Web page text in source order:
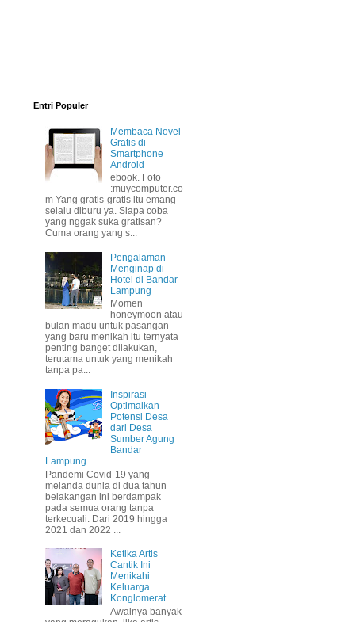
Entri Populer
Membaca Novel
Gratis di
Smartphone
Android
ebook. Foto
:muycomputer.co
m Yang gratis-gratis itu emang
selalu diburu ya. Siapa coba
yang nggak suka gratisan?
Cuma orang yang s...
Pengalaman
Menginap di
Hotel di Bandar
Lampung
Momen
honeymoon atau
bulan madu untuk pasangan
yang baru menikah itu ternyata
penting banget dilakukan,
terutama untuk yang menikah
tanpa pa...
Inspirasi
Optimalkan
Potensi Desa
dari Desa
Sumber Agung
Bandar
Lampung
Pandemi Covid-19 yang
melanda dunia di dua tahun
belakangan ini berdampak
pada semua orang tanpa
terkecuali. Dari 2019 hingga
2021 dan 2022 ...
Ketika Artis
Cantik Ini
Menikahi
Keluarga
Konglomerat
Awalnya banyak